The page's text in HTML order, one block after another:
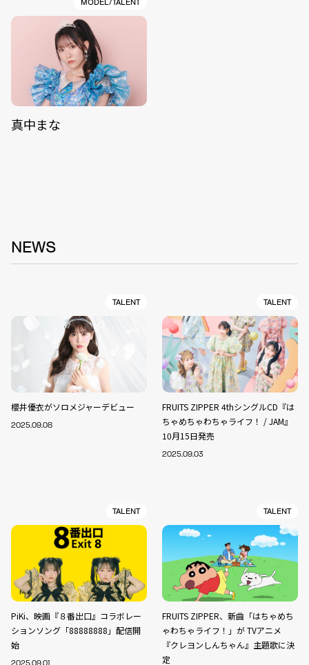
真中まな
NEWS
TALENT
櫻井優衣がソロメジャーデビュー
2025.09.08
TALENT
FRUITS ZIPPER 4thシングルCD『は
ちゃめちゃわちゃライフ！ / JAM』
10月15日発売
2025.09.03
TALENT
PiKi、映画『８番出口』コラボレー
ションソング「88888888」配信開
始
TALENT
FRUITS ZIPPER、新曲「はちゃめち
ゃわちゃライフ！」が TVアニメ
『クレヨンしんちゃん』主題歌に決
定